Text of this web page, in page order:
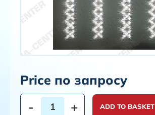
Price по запросу
- + ADD TO BASKET